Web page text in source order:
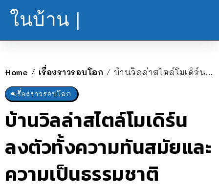
ในบ้าน |
Home / เรื่องราวรอบโลก / บ้านวิลล่าสไตล์โมเดิร์น ลงตัวทั้งความทันสมัยและความเป็นธรรมชาติ
เรื่องราวรอบโลก
บ้านวิลล่าสไตล์โมเดิร์น
ลงตัวทั้งความทันสมัยและ
ความเป็นธรรมชาติ